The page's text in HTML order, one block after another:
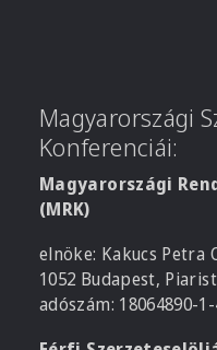
Magyarországi
Konferenciái:
Magyarországi
(MRK)
elnöke: Kakucs Petra
1052 Budapest,
adószám: 18064890-1-